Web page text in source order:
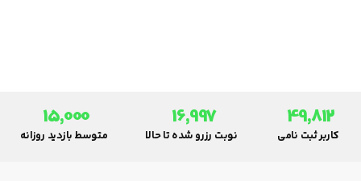
کردن بینی نوزاد استفاده نمود.
49,812
کاربر ثبت نامی
16,997
نوبت رزرو شده تا حالا
15,000
متوسط بازدید روزانه